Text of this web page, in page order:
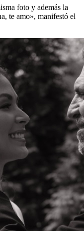
foto y además la
te amo», manifestó el